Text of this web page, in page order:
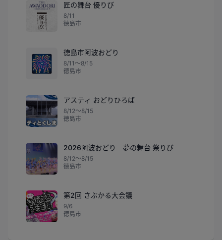
匠の舞台 優りび
8/11
徳島市
🎆
徳島市阿波おどり
8/11〜8/15
徳島市
アスティ おどりひろば
8/12〜8/15
徳島市
2026阿波おどり 夢の舞台 祭りび
8/12〜8/15
徳島市
第2回 さぶかる大会議
9/6
徳島市